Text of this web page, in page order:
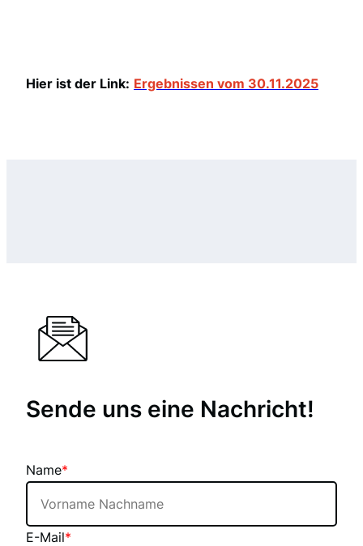
Hier ist der Link: Ergebnissen vom 30.11.2025
Sende uns eine Nachricht!
Name*
E-Mail*